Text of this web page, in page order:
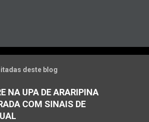
deste blog
NA UPA DE ARARIPINA
COM SINAIS DE